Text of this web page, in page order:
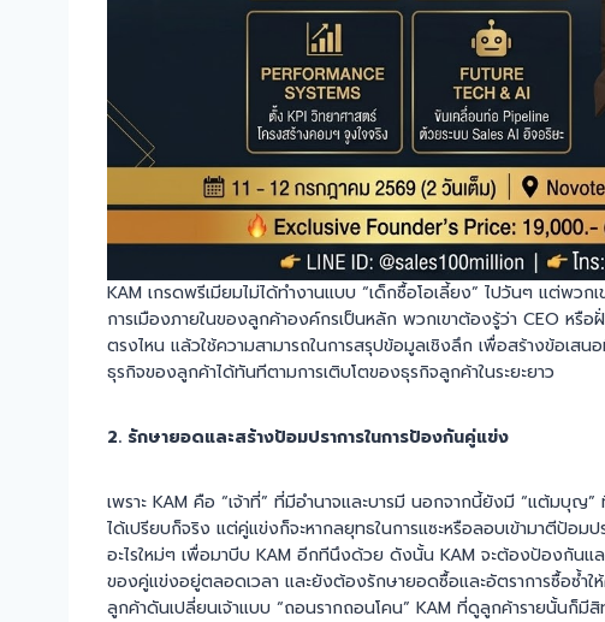
KAM เกรดพรีเมียมไม่ได้ทำงานแบบ “เด็กซื้อโอเลี้ยง” ไปวันๆ แต่พวก
การเมืองภายในของลูกค้าองค์กรเป็นหลัก พวกเขาต้องรู้ว่า CEO ห
ตรงไหน แล้วใช้ความสามารถในการสรุปข้อมูลเชิงลึก เพื่อสร้างข้อเ
ธุรกิจของลูกค้าได้ทันทีตามการเติบโตของธุรกิจลูกค้าในระยะยาว
2. รักษายอดและสร้างป้อมปราการในการป้องกันคู่แข่ง
เพราะ KAM คือ “เจ้าที่” ที่มีอำนาจและบารมี นอกจากนี้ยังมี “แต้มบุ
ได้เปรียบก็จริง แต่คู่แข่งก็จะหากลยุทธในการแซะหรือลอบเข้ามาตีป้อ
อะไรใหม่ๆ เพื่อมาบีบ KAM อีกทีนึงด้วย ดังนั้น KAM จะต้องป้องกันแ
ของคู่แข่งอยู่ตลอดเวลา และยังต้องรักษายอดซื้อและอัตราการซื้อซ้ำ
ลูกค้าดันเปลี่ยนเจ้าแบบ “ถอนรากถอนโคน” KAM ที่ดูลูกค้ารายนั้นก็มี